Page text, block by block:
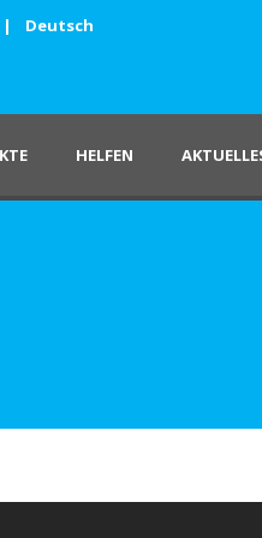
| Deutsch
HELFEN